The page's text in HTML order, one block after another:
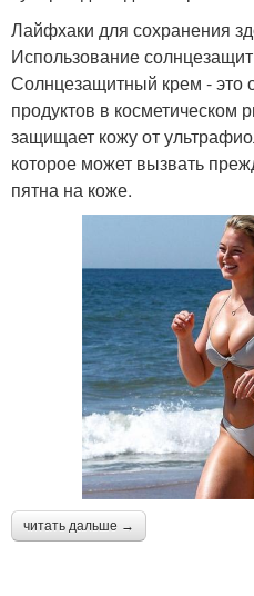
Лайфхаки для сохранения
Использование
Солнцезащитный крем - это
продуктов в косметическом
защищает кожу от
которое может вызвать
пятна на коже.
читать дальше →